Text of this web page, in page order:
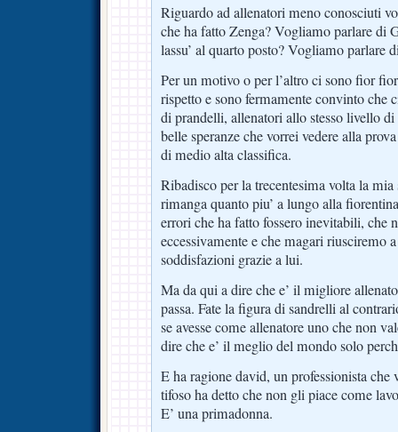
Riguardo ad allenatori meno conosciuti
che ha fatto Zenga? Vogliamo parlare di
lassu’ al quarto posto? Vogliamo parlare
Per un motivo o per l’altro ci sono fior
rispetto e sono fermamente convinto che
di prandelli, allenatori allo stesso livello
belle speranze che vorrei vedere alla
di medio alta classifica.
Ribadisco per la trecentesima volta la
rimanga quanto piu’ a lungo alla
errori che ha fatto fossero inevitabili, che
eccessivamente e che magari riusciremo
soddisfazioni grazie a lui.
Ma da qui a dire che e’ il migliore
passa. Fate la figura di sandrelli al
se avesse come allenatore uno che non
dire che e’ il meglio del mondo solo
E ha ragione david, un professionista che
tifoso ha detto che non gli piace come
E’ una primadonna.